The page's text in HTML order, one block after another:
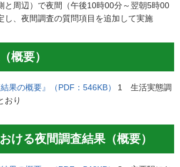
と周辺）で夜間（午後10時00分～翌朝5時00
し、夜間調査の質問項目を追加して実施
概要）
結果の概要』（PDF：546KB）
1 生活実態調
おり
る夜間調査結果（概要）